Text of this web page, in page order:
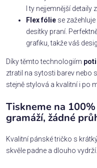
I ty nejjemnější
Flex fólie se
desítky praní.
grafiku, takže váš
Díky těmto technologiím
ztratil na sytosti barev nebo
stejně stylová a kvalitní i po
Tiskneme na
gramáží, žádné
Kvalitní pánské tričko s
skvěle padne a dlouho vydrží.